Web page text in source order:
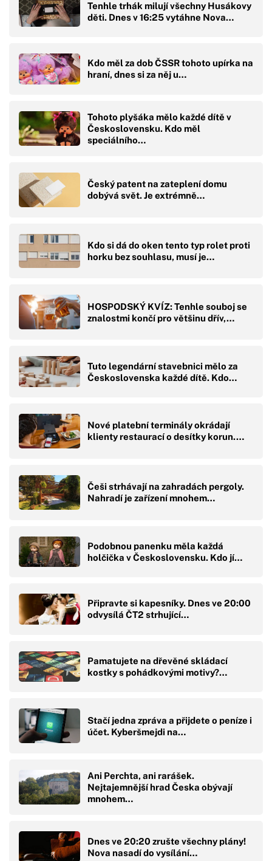
Tenhle trhák milují všechny Husákovy
děti. Dnes v 16:25 vytáhne Nova…
Kdo měl za dob ČSSR tohoto upírka na
hraní, dnes si za něj u…
Tohoto plyšáka mělo každé dítě v
Československu. Kdo měl
speciálního…
Český patent na zateplení domu
dobývá svět. Je extrémně…
Kdo si dá do oken tento typ rolet proti
horku bez souhlasu, musí je…
HOSPODSKÝ KVÍZ: Tenhle souboj se
znalostmi končí pro většinu dřív,…
Tuto legendární stavebnici mělo za
Československa každé dítě. Kdo…
Nové platební terminály okrádají
klienty restaurací o desítky korun.…
Češi strhávají na zahradách pergoly.
Nahradí je zařízení mnohem…
Podobnou panenku měla každá
holčička v Československu. Kdo jí…
Připravte si kapesníky. Dnes ve 20:00
odvysílá ČT2 strhující…
Pamatujete na dřevěné skládací
kostky s pohádkovými motivy?…
Stačí jedna zpráva a přijdete o peníze i
účet. Kyberšmejdi na…
Ani Perchta, ani rarášek.
Nejtajemnější hrad Česka obývají
mnohem…
Dnes ve 20:20 zrušte všechny plány!
Nova nasadí do vysílání…